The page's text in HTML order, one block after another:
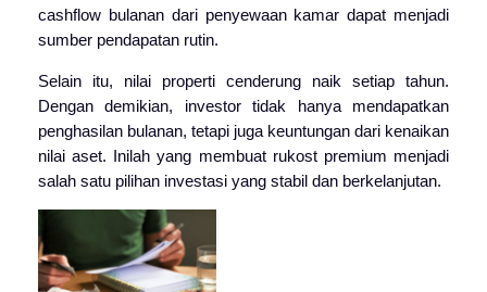
cashflow bulanan dari penyewaan kamar dapat menjadi
sumber pendapatan rutin.
Selain itu, nilai properti cenderung naik setiap tahun.
Dengan demikian, investor tidak hanya mendapatkan
penghasilan bulanan, tetapi juga keuntungan dari kenaikan
nilai aset. Inilah yang membuat rukost premium menjadi
salah satu pilihan investasi yang stabil dan berkelanjutan.